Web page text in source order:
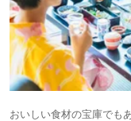
おいしい食材の宝庫でも